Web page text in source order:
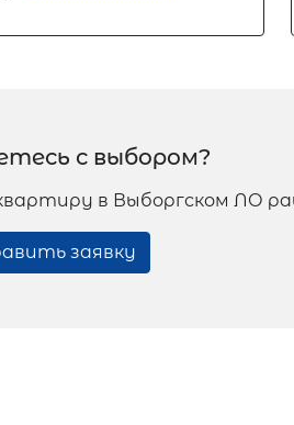
с выбором?
в Выборгском ЛО
заявку